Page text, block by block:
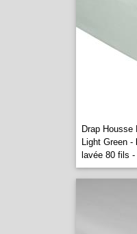
Drap Housse
Light Green -
lavée 80 fils